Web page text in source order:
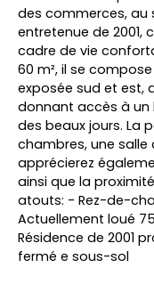
des commerces, au
entretenue de
cadre de vie
60 m², il se
exposée sud et est,
donnant accès à
des beaux jours. La
chambres, une salle
apprécierez
ainsi que la
atouts: - Rez-de-
Actuellement loué
Résidence de 2001
fermé e sous-sol